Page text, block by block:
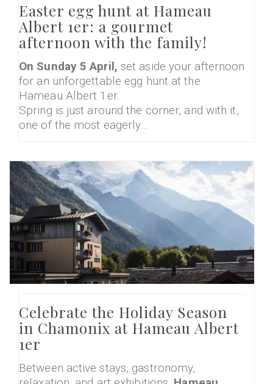
Easter egg hunt at Hameau
Albert 1er: a gourmet
afternoon with the family!
On Sunday 5 April, set aside your afternoon
for an unforgettable egg hunt at the
Hameau Albert 1er.
Spring is just around the corner, and with it,
one of the most eagerly…
Celebrate the Holiday Season
in Chamonix at Hameau Albert
1er
Between active stays, gastronomy,